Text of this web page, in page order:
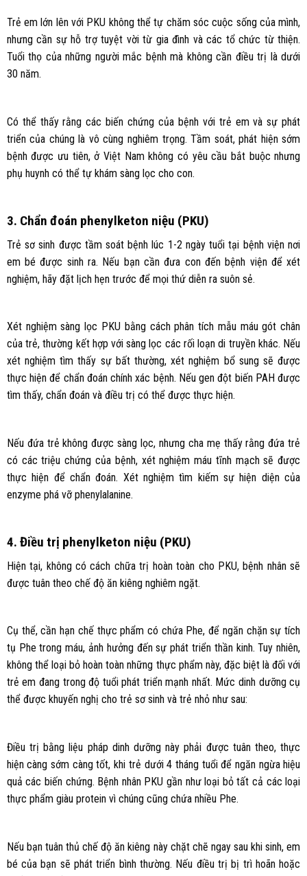
Trẻ em lớn lên với PKU không thể tự chăm sóc cuộc sống của mình,
nhưng cần sự hỗ trợ tuyệt vời từ gia đình và các tổ chức từ thiện.
Tuổi thọ của những người mắc bệnh mà không cần điều trị là dưới
30 năm.
Có thể thấy rằng các biến chứng của bệnh với trẻ em và sự phát
triển của chúng là vô cùng nghiêm trọng. Tầm soát, phát hiện sớm
bệnh được ưu tiên, ở Việt Nam không có yêu cầu bắt buộc nhưng
phụ huynh có thể tự khám sàng lọc cho con.
3. Chẩn đoán phenylketon niệu (PKU)
Trẻ sơ sinh được tầm soát bệnh lúc 1-2 ngày tuổi tại bệnh viện nơi
em bé được sinh ra. Nếu bạn cần đưa con đến bệnh viện để xét
nghiệm, hãy đặt lịch hẹn trước để mọi thứ diễn ra suôn sẻ.
Xét nghiệm sàng lọc PKU bằng cách phân tích mẫu máu gót chân
của trẻ, thường kết hợp với sàng lọc các rối loạn di truyền khác. Nếu
xét nghiệm tìm thấy sự bất thường, xét nghiệm bổ sung sẽ được
thực hiện để chẩn đoán chính xác bệnh. Nếu gen đột biến PAH được
tìm thấy, chẩn đoán và điều trị có thể được thực hiện.
Nếu đứa trẻ không được sàng lọc, nhưng cha mẹ thấy rằng đứa trẻ
có các triệu chứng của bệnh, xét nghiệm máu tĩnh mạch sẽ được
thực hiện để chẩn đoán. Xét nghiệm tìm kiếm sự hiện diện của
enzyme phá vỡ phenylalanine.
4. Điều trị phenylketon niệu (PKU)
Hiện tại, không có cách chữa trị hoàn toàn cho PKU, bệnh nhân sẽ
được tuân theo chế độ ăn kiêng nghiêm ngặt.
Cụ thể, cần hạn chế thực phẩm có chứa Phe, để ngăn chặn sự tích
tụ Phe trong máu, ảnh hưởng đến sự phát triển thần kinh. Tuy nhiên,
không thể loại bỏ hoàn toàn những thực phẩm này, đặc biệt là đối với
trẻ em đang trong độ tuổi phát triển mạnh nhất. Mức dinh dưỡng cụ
thể được khuyến nghị cho trẻ sơ sinh và trẻ nhỏ như sau:
Điều trị bằng liệu pháp dinh dưỡng này phải được tuân theo, thực
hiện càng sớm càng tốt, khi trẻ dưới 4 tháng tuổi để ngăn ngừa hiệu
quả các biến chứng. Bệnh nhân PKU gần như loại bỏ tất cả các loại
thực phẩm giàu protein vì chúng cũng chứa nhiều Phe.
Nếu bạn tuân thủ chế độ ăn kiêng này chặt chẽ ngay sau khi sinh, em
bé của bạn sẽ phát triển bình thường. Nếu điều trị bị trì hoãn hoặc